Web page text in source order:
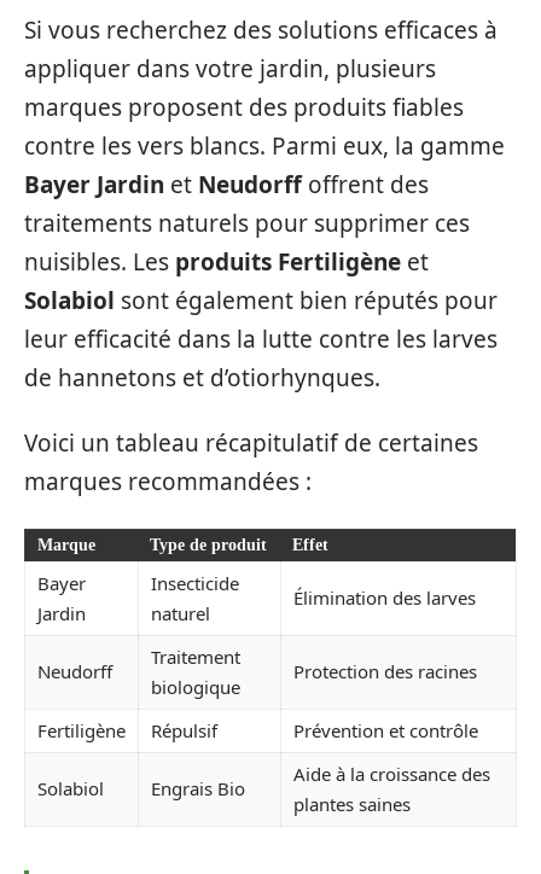
Si vous recherchez des solutions efficaces à
appliquer dans votre jardin, plusieurs
marques proposent des produits fiables
contre les vers blancs. Parmi eux, la gamme
Bayer Jardin et Neudorffoffrent des
traitements naturels pour supprimer ces
nuisibles. Les produits Fertiligène et
Solabiol sont également bien réputés pour
leur efficacité dans la lutte contre les larves
de hannetons et d’otiorhynques.
Voici un tableau récapitulatif de certaines
marques recommandées :
Marque Type de produit Effet
Bayer
Jardin
Insecticide
naturel
Élimination des larves
Neudorff
Traitement
biologique
Protection des racines
Fertiligène Répulsif Prévention et contrôle
Solabiol Engrais Bio
Aide à la croissance des
plantes saines